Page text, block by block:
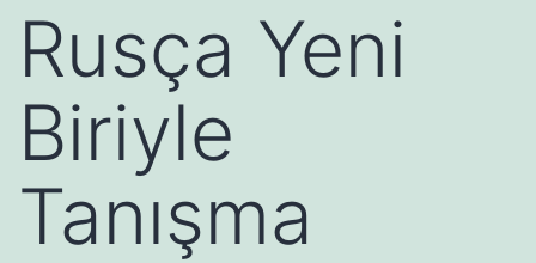
Rusça Yeni
Biriyle
Tanışma